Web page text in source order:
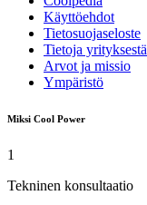
Käyttöehdot
Tietosuojaseloste
Tietoja yrityksestä
Arvot ja missio
Ympäristö
Miksi Cool Power
1
Tekninen konsultaatio